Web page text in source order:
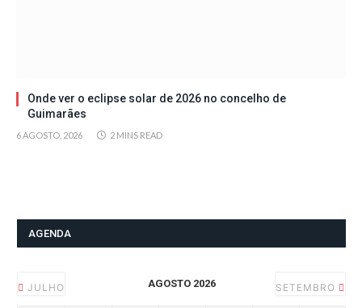
Onde ver o eclipse solar de 2026 no concelho de
Guimarães
6 AGOSTO, 2026 2 MINS READ
AGENDA
JULHO AGOSTO 2026 SETEMBRO